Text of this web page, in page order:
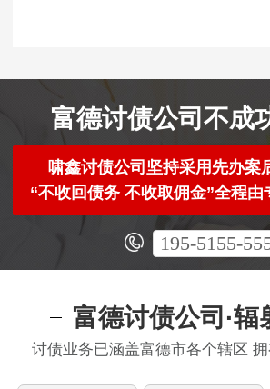
富德讨债公司不成
啸鑫讨债公司坚持采用先办案
“不收回债务 不收取佣金”全程由
195-5155-
富德讨债公司·辐
讨债业务已涵盖富德市各个辖区